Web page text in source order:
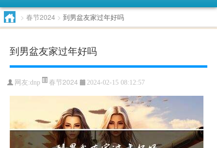
> 春节2024 > 到男盆友家过年好吗
到男盆友家过年好吗
网友:dnp 春节2024 2024-02-15 08:12:57